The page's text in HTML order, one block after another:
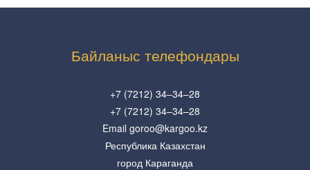
Байланыс телефондары
+7 (7212) 34–34–28
+7 (7212) 34–34–28
Email goroo@kargoo.kz
Республика Казахстан
город Караганда